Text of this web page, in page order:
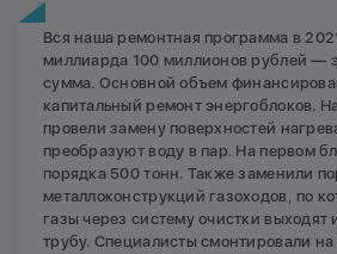
Вся наша ремонтная программа в
миллиарда 100 миллионов рублей —
сумма. Основной объем
капитальный ремонт энергоблоков.
провели замену поверхностей
преобразуют воду в пар. На первом
порядка 500 тонн. Также заменили
металлоконструкций газоходов, по
газы через систему очистки выходят
трубу. Специалисты смонтировали на